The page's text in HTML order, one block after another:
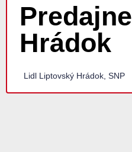
Predajne
Hrádok
Lidl Liptovský Hrádok, SNP